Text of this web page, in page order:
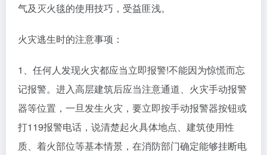
气及灭火毯的使用技巧，受益匪浅。
火灾逃生时的注意事项：
1、任何人发现火灾都应当立即报警!不能因为惊慌而忘
记报警。进入高层建筑后应当注意通道、火灾手动报警
器等位置，一旦发生火灾，要立即按手动报警器按钮或
打119报警电话，说清楚起火具体地点、建筑使用性
质、着火部位等基本情景，在消防部门确定能够挂断电